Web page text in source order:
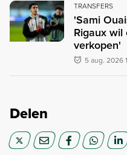
TRANSFERS
'Sami
Rigaux
verkopen'
5 aug. 2026
Delen